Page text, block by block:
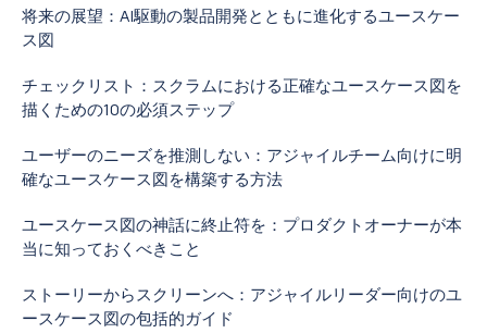
将来の展望：AI駆動の製品開発とともに進化するユースケー
ス図
チェックリスト：スクラムにおける正確なユースケース図を
描くための10の必須ステップ
ユーザーのニーズを推測しない：アジャイルチーム向けに明
確なユースケース図を構築する方法
ユースケース図の神話に終止符を：プロダクトオーナーが本
当に知っておくべきこと
ストーリーからスクリーンへ：アジャイルリーダー向けのユ
ースケース図の包括的ガイド